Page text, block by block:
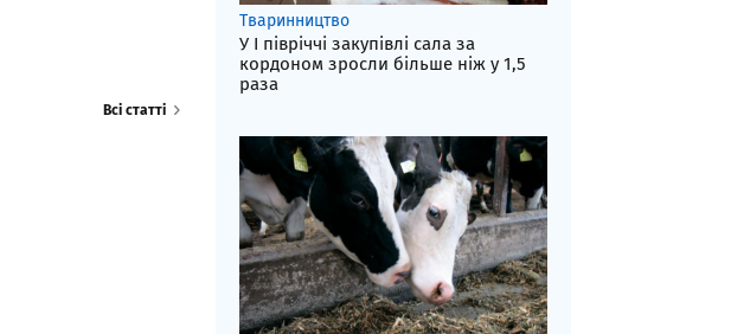
Всі статті
Тваринництво
У І півріччі закупівлі сала за
кордоном зросли більше ніж у 1,5
раза